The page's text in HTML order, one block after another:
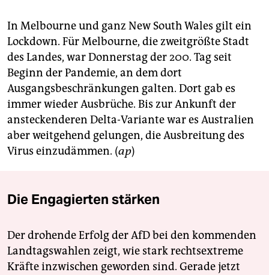
In Melbourne und ganz New South Wales gilt ein
Lockdown. Für Melbourne, die zweitgrößte Stadt
des Landes, war Donnerstag der 200. Tag seit
Beginn der Pandemie, an dem dort
Ausgangsbeschränkungen galten. Dort gab es
immer wieder Ausbrüche. Bis zur Ankunft der
ansteckenderen Delta-Variante war es Australien
aber weitgehend gelungen, die Ausbreitung des
Virus einzudämmen. (ap)
Die Engagierten stärken
Der drohende Erfolg der AfD bei den kommenden
Landtagswahlen zeigt, wie stark rechtsextreme
Kräfte inzwischen geworden sind. Gerade jetzt